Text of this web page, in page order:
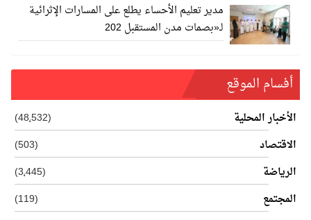
مدير تعليم الأحساء يطلع على المسارات الإثرائية
لـ«بصمات مدن المستقبل 202
أفسام الموقع
الأخبار المحلية
(48٬532)
الاقتصاد
(503)
الرياضة
(3٬445)
المجتمع
(119)